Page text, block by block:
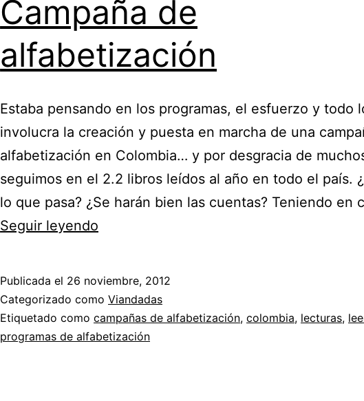
Campaña de
alfabetización
Estaba pensando en los programas, el esfuerzo y todo
involucra la creación y puesta en marcha de una
alfabetización en Colombia… y por desgracia de
seguimos en el 2.2 libros leídos al año en todo el país.
lo que pasa? ¿Se harán bien las cuentas? Teniendo en
Seguir leyendo
Publicada el 26 noviembre, 2012
Categorizado como Viandadas
Etiquetado como campañas de alfabetización, colombia, lecturas,
programas de alfabetización